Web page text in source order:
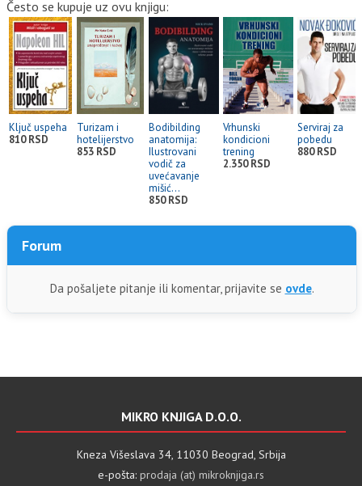
Često se kupuje uz ovu knjigu:
Ključ uspeha
810 RSD
Turizam i
hotelijerstvo
853 RSD
Bodibilding
anatomija:
Ilustrovani
vodič za
uvećavanje
mišić...
850 RSD
Vrhunski
kondicioni
trening
2.350 RSD
Serviraj za
pobedu
880 RSD
Forum
Da pošaljete pitanje ili komentar, prijavite se ovde.
MIKRO KNJIGA D.O.O.
Kneza Višeslava 34, 11030 Beograd, Srbija
e-pošta: prodaja (at) mikroknjiga.rs